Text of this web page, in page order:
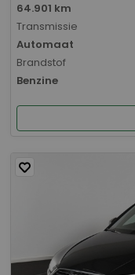
64.901 km
Transmissie
Automaat
Brandstof
Benzine